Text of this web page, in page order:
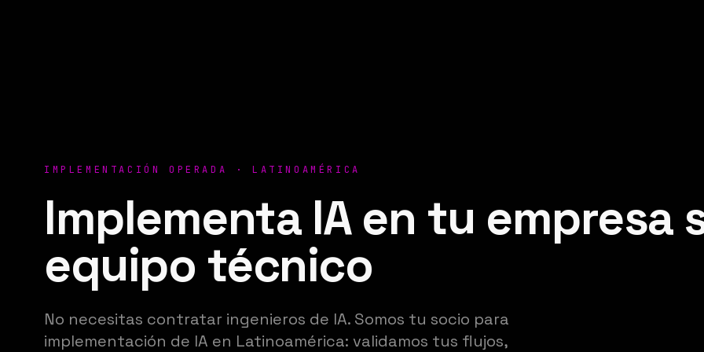
IMPLEMENTACIÓN OPERADA · LATINOAMÉRICA
Implementa IA en tu empresa
equipo técnico
No necesitas contratar ingenieros de IA. Somos tu socio para
implementación de IA en Latinoamérica: validamos tus flujos,